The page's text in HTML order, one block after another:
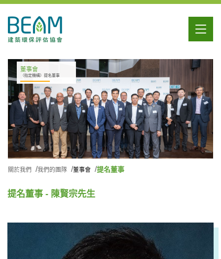
董事會
（指定機構）提名董事
關於我們 我們的團隊 董事會 提名董事
提名董事 - 陳賢宗先生